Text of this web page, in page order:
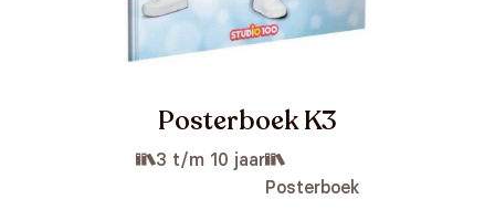
Posterboek K3
3 t/m 10 jaar
Posterboek